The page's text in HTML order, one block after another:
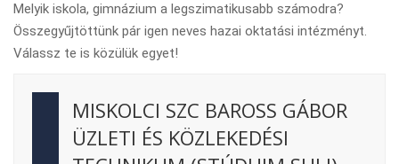
Melyik iskola, gimnázium a legszimatikusabb számodra?
Összegyűjtöttünk pár igen neves hazai oktatási intézményt.
Válassz te is közülük egyet!
MISKOLCI SZC BAROSS GÁBOR
ÜZLETI ÉS KÖZLEKEDÉSI